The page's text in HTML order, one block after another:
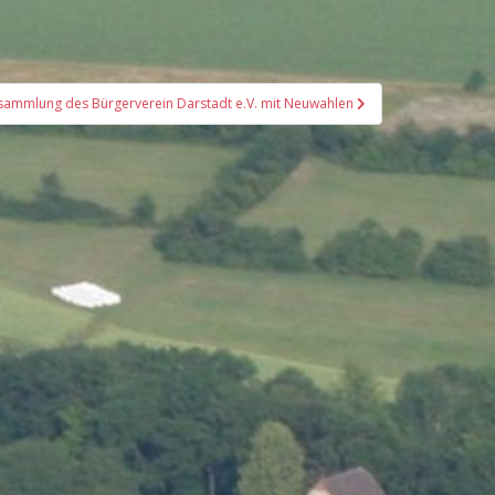
des Bürgerverein Darstadt e.V. mit Neuwahlen